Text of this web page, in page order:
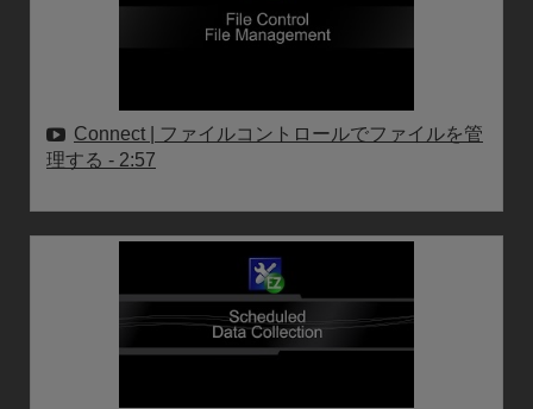
Connect | ファイルコントロールでファイルを管
理する - 2:57